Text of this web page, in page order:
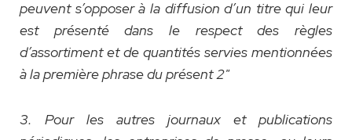
peuvent s’opposer à la diffusion d’un titre qui leur
est présenté dans le respect des règles
d’assortiment et de quantités servies mentionnées
à la première phrase du présent 2"
3. Pour les autres journaux et publications